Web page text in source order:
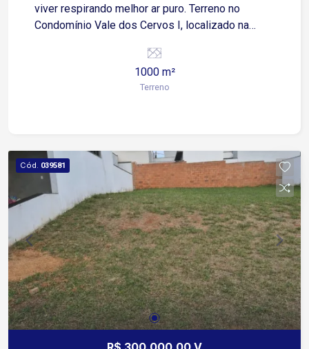
viver respirando melhor ar puro. Terreno no
Condomínio Vale dos Cervos I, localizado na
Raposo Tavares. Lado esquerdo e direito com:
50,00m Área do Total do Terreno: 20,00 X 50,00 =
1000 m²
Terreno
Cód. 039581